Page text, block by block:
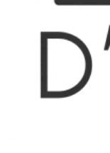
LOCATION
GARAGE
Réf. 82513554